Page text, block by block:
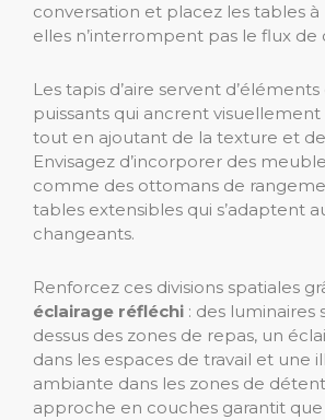
conversation et placez les tables
elles n’interrompent pas le flux de
Les tapis d’aire servent
puissants qui ancrent
tout en ajoutant de la texture et
Envisagez d’incorporer des
comme des ottomans de
tables extensibles qui s’adaptent
changeants.
Renforcez ces divisions spatiales
éclairage réfléchi : des luminaires
dessus des zones de repas, un
dans les espaces de travail et une
ambiante dans les zones de
approche en couches garantit